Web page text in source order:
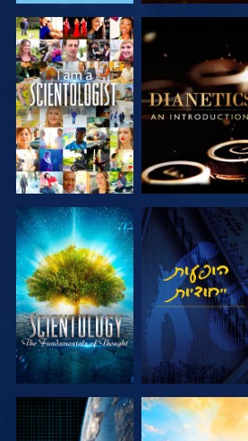
בדוק את הסדרה צפה
צפה בדוק את הסדרה